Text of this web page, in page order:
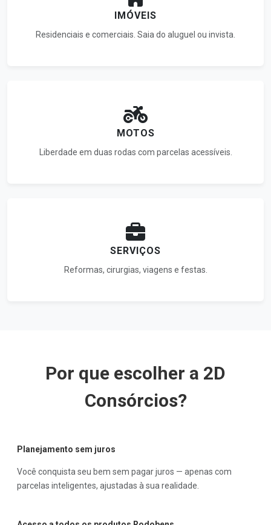
IMÓVEIS
Residenciais e comerciais. Saia do aluguel ou invista.
MOTOS
Liberdade em duas rodas com parcelas acessíveis.
SERVIÇOS
Reformas, cirurgias, viagens e festas.
Por que escolher a 2D
Consórcios?
Planejamento sem juros
Você conquista seu bem sem pagar juros — apenas com
parcelas inteligentes, ajustadas à sua realidade.